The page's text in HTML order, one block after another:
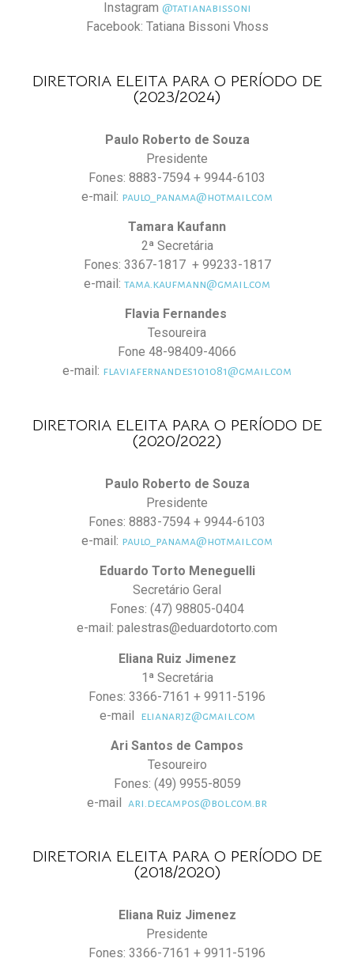
Instagram @tatianabissoni
Facebook: Tatiana Bissoni Vhoss
DIRETORIA ELEITA PARA O PERÍODO DE
(2023/2024)
Paulo Roberto de Souza
Presidente
Fones: 8883-7594 + 9944-6103
e-mail: paulo_panama@hotmail.com
Tamara Kaufann
2ª Secretária
Fones: 3367-1817 + 99233-1817
e-mail: tama.kaufmann@gmail.com
Flavia Fernandes
Tesoureira
Fone 48-98409-4066
e-mail: flaviafernandes101081@gmail.com
DIRETORIA ELEITA PARA O PERÍODO DE
(2020/2022)
Paulo Roberto de Souza
Presidente
Fones: 8883-7594 + 9944-6103
e-mail: paulo_panama@hotmail.com
Eduardo Torto Meneguelli
Secretário Geral
Fones: (47) 98805-0404
e-mail: palestras@eduardotorto.com
Eliana Ruiz Jimenez
1ª Secretária
Fones: 3366-7161 + 9911-5196
e-mail
elianarjz@gmail.com
Ari Santos de Campos
Tesoureiro
Fones: (49) 9955-8059
e-mail
ari.decampos@bol.com.br
DIRETORIA ELEITA PARA O PERÍODO DE
(2018/2020)
Eliana Ruiz Jimenez
Presidente
Fones: 3366-7161 + 9911-5196